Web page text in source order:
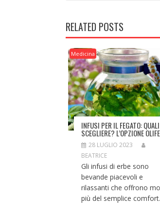
RELATED POSTS
Medicina
INFUSI PER IL FEGATO: QUALI
SCEGLIERE? L’OPZIONE OLIFE
28 LUGLIO 2023
BEATRICE
Gli infusi di erbe sono
bevande piacevoli e
rilassanti che offrono
più del semplice